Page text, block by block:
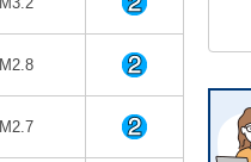
M2.8
M2.7